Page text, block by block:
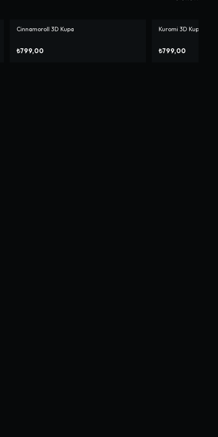
Cinnamoroll 3D Kupa
₺799,00
Kuromi 3D Kupa
₺799,00